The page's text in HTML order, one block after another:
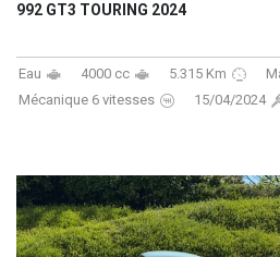
992 GT3 TOURING 2024
Eau 4000 cc 5.315 Km
Mécanique 6 vitesses
15/04/2024